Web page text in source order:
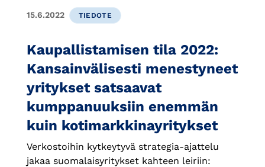
15.6.2022 TIEDOTE
Kaupallistamisen tila 2022:
Kansainvälisesti menestyneet
yritykset satsaavat
kumppanuuksiin enemmän
kuin kotimarkkinayritykset
Verkostoihin kytkeytyvä strategia-ajattelu
jakaa suomalaisyritykset kahteen leiriin: